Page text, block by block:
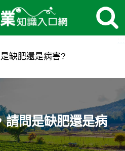
，請問是缺
缺肥還是病害?
請問是缺肥還是病